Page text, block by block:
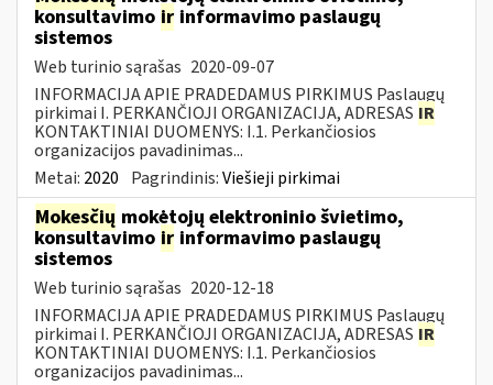
konsultavimo ir informavimo paslaugų
sistemos
Web turinio sąrašas 2020-09-07
INFORMACIJA APIE PRADEDAMUS PIRKIMUS Paslaugų
pirkimai I. PERKANČIOJI ORGANIZACIJA, ADRESAS IR
KONTAKTINIAI DUOMENYS: I.1. Perkančiosios
organizacijos pavadinimas...
Metai: 2020 Pagrindinis:Viešieji pirkimai
Mokesčių mokėtojų elektroninio švietimo,
konsultavimo ir informavimo paslaugų
sistemos
Web turinio sąrašas 2020-12-18
INFORMACIJA APIE PRADEDAMUS PIRKIMUS Paslaugų
pirkimai I. PERKANČIOJI ORGANIZACIJA, ADRESAS IR
KONTAKTINIAI DUOMENYS: I.1. Perkančiosios
organizacijos pavadinimas...